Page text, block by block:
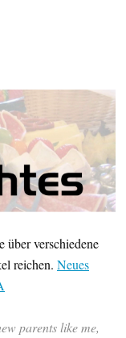
über verschiedene
reichen. Neues
parents like me,